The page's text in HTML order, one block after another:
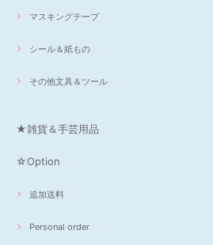
マスキングテープ
シール＆紙もの
その他文具＆ツール
★雑貨＆手芸用品
☆Option
追加送料
Personal order